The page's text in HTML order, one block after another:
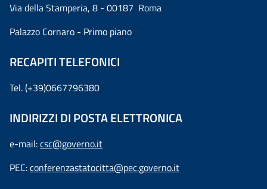
Via della Stamperia, 8 - 00187 Roma
Palazzo Cornaro - Primo piano
RECAPITI TELEFONICI
Tel. (+39)0667796380
INDIRIZZI DI POSTA ELETTRONICA
e-mail:csc@governo.it
PEC:conferenzastatocitta@pec.governo.it